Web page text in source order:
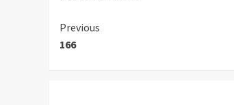
Continue
Reading
Previous
166